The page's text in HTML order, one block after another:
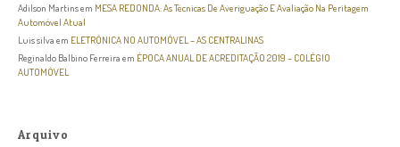
Adilson Martinsem MESA REDONDA: As Técnicas De Averiguação E Avaliação Na Peritagem
Automóvel Atual
Luis silva em ELETRÓNICA NO AUTOMÓVEL – AS CENTRALINAS
Reginaldo Balbino Ferreira em ÉPOCA ANUAL DE ACREDITAÇÃO 2019 – COLÉGIO
AUTOMÓVEL
Arquivo